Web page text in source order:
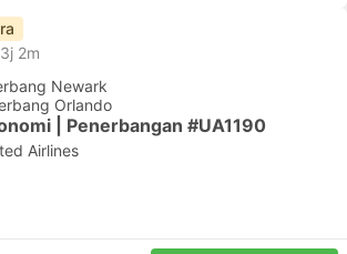
3j 2m
Newark
Orlando
| Penerbangan #UA1190
Airlines